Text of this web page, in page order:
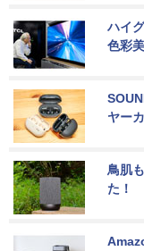
ハイ
色彩
ヤー
鳥肌
た！